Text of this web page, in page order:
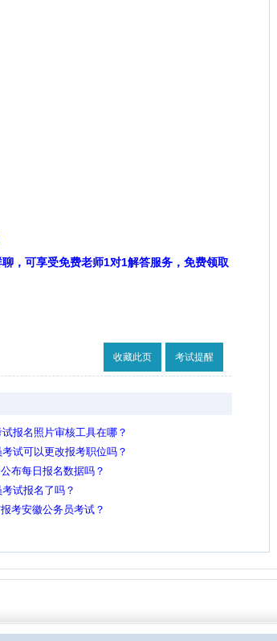
聊，可享受免费老师1对1解答服务，免费领取
收藏此页 考试提醒
报名照片审核工具在哪？
试可以更改报考职位吗？
布每日报名数据吗？
试报名了吗？
考安徽公务员考试？